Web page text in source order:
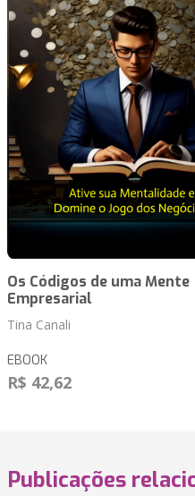
Os Códigos de uma Mente
Empresarial
Tina Canali
EBOOK
R$ 42,62
Publicações